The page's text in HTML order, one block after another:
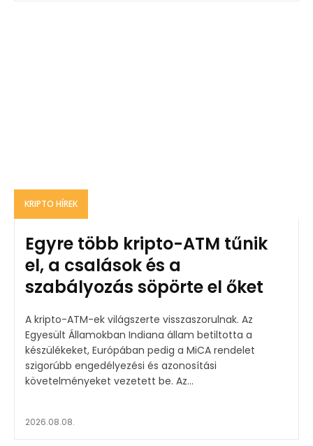
KRIPTO HÍREK
Egyre több kripto-ATM tűnik
el, a csalások és a
szabályozás söpörte el őket
A kripto-ATM-ek világszerte visszaszorulnak. Az
Egyesült Államokban Indiana állam betiltotta a
készülékeket, Európában pedig a MiCA rendelet
szigorúbb engedélyezési és azonosítási
követelményeket vezetett be. Az...
2026.08.08.